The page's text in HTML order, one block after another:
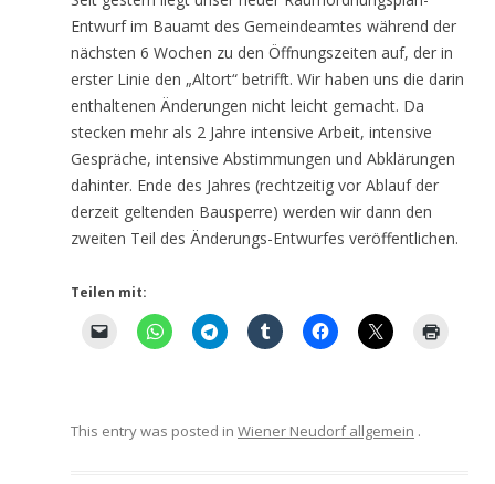
Entwurf im Bauamt des Gemeindeamtes während der
nächsten 6 Wochen zu den Öffnungszeiten auf, der in
erster Linie den „Altort“ betrifft. Wir haben uns die darin
enthaltenen Änderungen nicht leicht gemacht. Da
stecken mehr als 2 Jahre intensive Arbeit, intensive
Gespräche, intensive Abstimmungen und Abklärungen
dahinter. Ende des Jahres (rechtzeitig vor Ablauf der
derzeit geltenden Bausperre) werden wir dann den
zweiten Teil des Änderungs-Entwurfes veröffentlichen.
Teilen mit:
This entry was posted in Wiener Neudorf allgemein .